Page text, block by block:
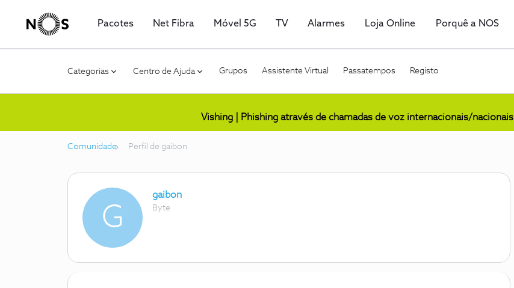
Pacotes Net Fibra Móvel 5G TV Alarmes Loja Online Porquê a NOS
Categorias Centro de Ajuda Grupos Assistente Virtual Passatempos Registo
Vishing | Phishing através de chamadas de voz internacionais/nacionais
Comunidade Perfil de gaibon
G
gaibon
Byte